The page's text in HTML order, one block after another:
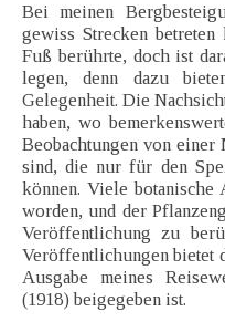
Bei meinen
gewiss Strecken
Fuß berührte, doch ist
legen, denn dazu
Gelegenheit. Die
haben, wo
Beobachtungen von
sind, die nur für den
können. Viele botanische
worden, und der
Veröffentlichung zu
Veröffentlichungen bietet
Ausgabe meines
(1918) beigegeben ist.